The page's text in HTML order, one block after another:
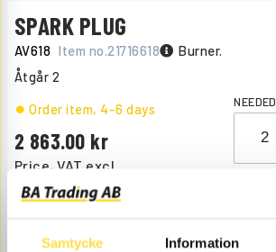
Samtycke Information
SPARK PLUG
AV618 Item no.21716618 Burner.
Åtgår 2
Price, VAT excl.
2 863.00
Order item, 4-6 days NEEDED
IGNITION CABLE
AV414 Item no. 21924414